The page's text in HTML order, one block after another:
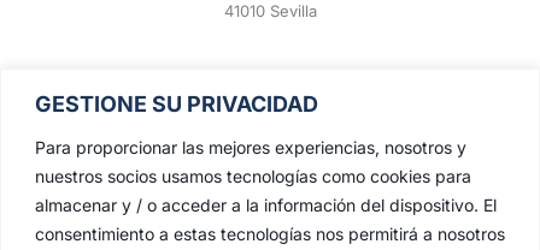
GESTIONE SU PRIVACIDAD
Para proporcionar las mejores experiencias, nosotros y
nuestros socios usamos tecnologías como cookies para
almacenar y / o acceder a la información del dispositivo. El
consentimiento a estas tecnologías nos permitirá a nosotros
41010 Sevilla